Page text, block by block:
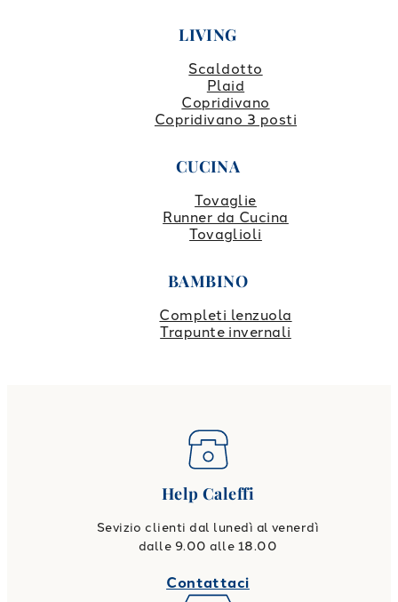
LIVING
Scaldotto
Plaid
Copridivano
Copridivano 3 posti
CUCINA
Tovaglie
Runner da Cucina
Tovaglioli
BAMBINO
Completi lenzuola
Trapunte invernali
Help Caleffi
Sevizio clienti dal lunedì al venerdì
dalle 9.00 alle 18.00
Contattaci